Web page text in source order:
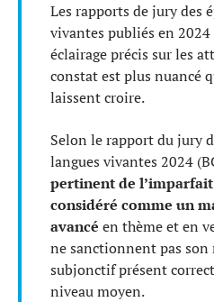
Les rapports de jury des
vivantes publiés en
éclairage précis sur les
constat est plus nuancé
laissent croire.
Selon le rapport du jury
langues vivantes 2024
pertinent de
considéré comme un
avancé en thème et en
ne sanctionnent pas
subjonctif présent
niveau moyen.